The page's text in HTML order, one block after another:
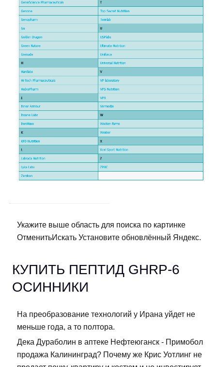
Укажите выше область для поиска по картинке
ОтменитьИскать Установите обновлённый Яндекс.
КУПИТЬ ПЕПТИД GHRP-6
ОСИННИКИ
На преобразование технологий у Ирана уйдет не
меньше года, а то полтора.
Дека Дураболин в аптеке Нефтеюганск - Примобол
продажа Калининград? Почему же Крис Уотлинг не